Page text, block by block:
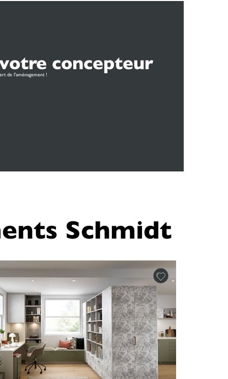
concepteur
de l'aménagement !
Schmidt